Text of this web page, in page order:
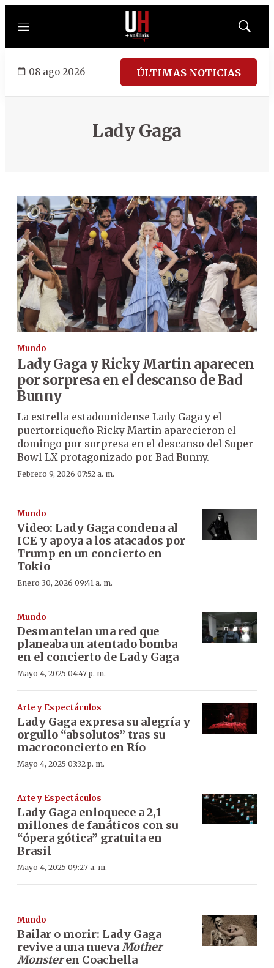
Menú
Mostrar
08 ago 2026 ÚLTIMAS NOTICIAS
Lady Gaga
Mundo
Lady Gaga y Ricky Martin aparecen
por sorpresa en el descanso de Bad
Bunny
La estrella estadounidense Lady Gaga y el
puertorriqueño Ricky Martin aparecieron el
domingo por sorpresa en el descanso del Super
Bowl LX protagonizado por Bad Bunny.
Febrero 9, 2026 07:52 a. m.
Mundo
Video: Lady Gaga condena al
ICE y apoya a los atacados por
Trump en un concierto en
Tokio
Enero 30, 2026 09:41 a. m.
Mundo
Desmantelan una red que
planeaba un atentado bomba
en el concierto de Lady Gaga
Mayo 4, 2025 04:47 p. m.
Arte y Espectáculos
Lady Gaga expresa su alegría y
orgullo “absolutos” tras su
macroconcierto en Río
Mayo 4, 2025 03:32 p. m.
Arte y Espectáculos
Lady Gaga enloquece a 2,1
millones de fanáticos con su
“ópera gótica” gratuita en
Brasil
Mayo 4, 2025 09:27 a. m.
Mundo
Bailar o morir: Lady Gaga
revive a una nuevaMother
Monsteren Coachella